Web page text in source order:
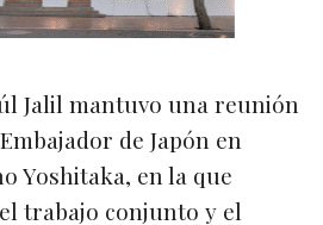
Jalil mantuvo una reunión
de Japón en
Yoshitaka, en la que
trabajo conjunto y el